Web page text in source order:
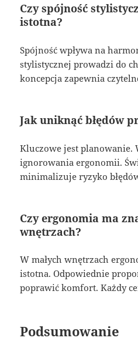
Czy spójność
istotna?
Spójność wpływa na
stylistycznej prowadzi do
koncepcja zapewnia
Jak uniknąć błędów
Kluczowe jest planowanie.
ignorowania ergonomii.
minimalizuje ryzyko
Czy ergonomia ma
wnętrzach?
W małych wnętrzach
istotna. Odpowiednie
poprawić komfort. Każdy
Podsumowanie